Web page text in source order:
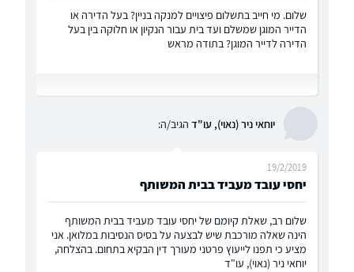
שלום. מי חייב בתשלום פיצויים למנקה בניין? בעל הדירה או
הדייר המוגן שמשלם ועד בית עבור הנקיון או חלוקה בין בעל
הדירה לדייר המוגן? בתודה מראש
יוחאי ניר (נאוי), עו"ד הגיב/ה:
יחסי עובד מעביד בבית המשותף
19/2/2019
שלום רב, שאלת קיומם של יחסי עובד מעביד בבית המשותף
הינה שאלה מורכבת שיש לבצעה על בסיס הנסיבות במלואן. אני
מציע כי תפנו לייעוץ פרטני מעורך דין הבקיא בתחום. בהצלחה,
יוחאי ניר (נאוי), עו"ד